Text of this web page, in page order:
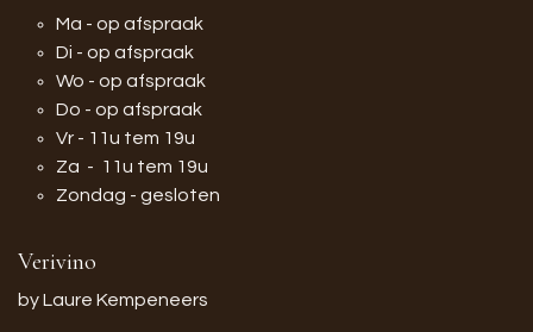
Ma - op afspraak
Di - op afspraak
Wo - op afspraak
Do - op afspraak
Vr - 11u tem 19u
Za - 11u tem 19u
Zondag - gesloten
Verivino
by Laure Kempeneers